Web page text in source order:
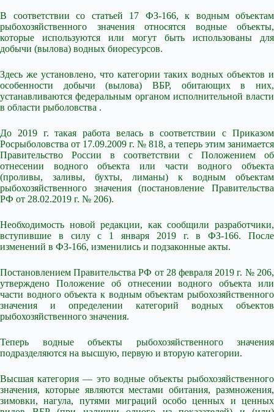
В соответствии со статьей 17 ФЗ-166, к водным объектам
рыбохозяйственного значения относятся водные объекты,
которые используются или могут быть использованы для
добычи (вылова) водных биоресурсов.
Здесь же установлено, что категории таких водных объектов и
особенности добычи (вылова) ВБР, обитающих в них,
устанавливаются федеральным органом исполнительной власти
в области рыболовства .
До 2019 г. такая работа велась в соответствии с Приказом
Росрыболовства от 17.09.2009 г. № 818, а теперь этим занимается
Правительство России в соответствии с Положением об
отнесении водного объекта или части водного объекта
(проливы, заливы, бухты, лиманы) к водным объектам
рыбохозяйственного значения (постановление Правительства
РФ от 28.02.2019 г. № 206).
Необходимость новой редакции, как сообщили разработчики,
вступившие в силу с 1 января 2019 г. в ФЗ-166. После
изменений в ФЗ-166, изменились и подзаконные акты.
Постановлением Правительства РФ от 28 февраля 2019 г. № 206,
утверждено Положение об отнесении водного объекта или
части водного объекта к водным объектам рыбохозяйственного
значения и определении категорий водных объектов
рыбохозяйственного значения.
Теперь водные объекты рыбохозяйственного значения
подразделяются на высшую, первую и вторую категории.
Высшая категория — это водные объекты рыбохозяйственного
значения, которые являются местами обитания, размножения,
зимовки, нагула, путями миграций особо ценных и ценных